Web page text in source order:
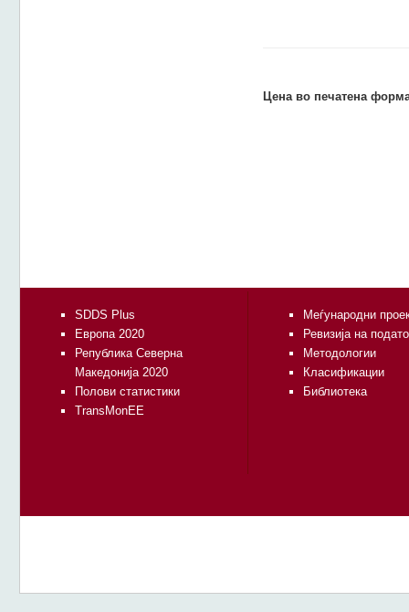
Цена во печатена
SDDS Plus
Европа 2020
Република Северна
Македонија 2020
Полови статистики
TransMonEE
Меѓународни
Ревизија на
Методологии
Класификации
Библиотека